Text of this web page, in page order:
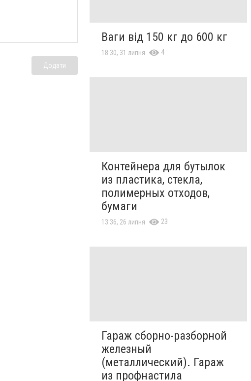
Додати
Ваги від 150 кг до 600 кг
18:30, 31 липня 4
Контейнера для бутылок
из пластика, стекла,
полимерных отходов,
бумаги
13:36, 26 липня 23
Гараж сборно-разборной
железный
(металлический). Гараж
из профнастила